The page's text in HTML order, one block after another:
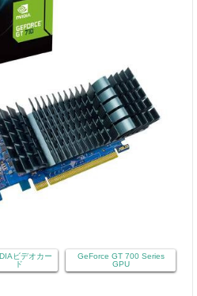
ビデオカー
ド
GeForce GT 700 Series
GPU